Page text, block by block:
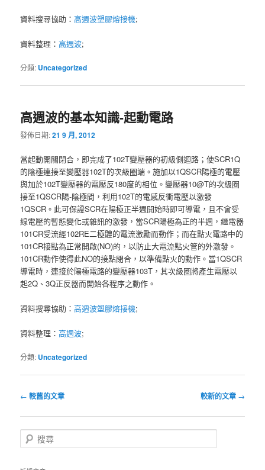
資料搜尋協助：高週波塑膠熔接機;
資料整理：高週波;
分類: Uncategorized
高週波的基本知識-起動電路
發佈日期:21 9 月, 2012
當起動開關閉合，即完成了102T變壓器的初級側迴路；使SCR1Q
的陰極連接至變壓器102T的次級圈端。施加以1QSCR陽極的電壓
與加於102T變壓器的電壓反180度的相位。變壓器10@T的次級圈
接至1QSCR陽-陰極間，利用102T的電感反衝電壓以激發
1QSCR。此可保證SCR在陽極正半週開始時即可導電，且不會受
線電壓的暫態變化或雜訊的激發，當SCR陽極為正的半週，繼電器
101CR受流經102RE二極體的電流激勵而動作；而在點火電路中的
101CR接點為正常開啟(NO)的，以防止大電流點火管的外激發。
101CR動作使得此NO的接點閉合，以準備點火的動作。當1QSCR
導電時，連接於陽極電路的變壓器103T，其次級圈將產生電壓以
起2Q、3Q正反器而開始各程序之動作。
資料搜尋協助：高週波塑膠熔接機;
資料整理：高週波;
分類: Uncategorized
文
導
覽
← 較舊的文章 較新的文章 →
搜
尋